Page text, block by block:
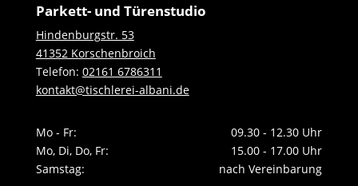
Parkett- und Türenstudio
Hindenburgstr. 53
41352 Korschenbroich
Telefon: 02161 6786311
kontakt@tischlerei-albani.de
Mo - Fr:
09.30 - 12.30 Uhr
Mo, Di, Do, Fr:
15.00 - 17.00 Uhr
Samstag:
nach Vereinbarung